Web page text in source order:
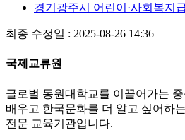
경기광주시 어린이·사회복지
최종 수정일 : 2025-08-26 14:36
국제교류원
글로벌 동원대학교를 이끌어가는
배우고 한국문화를 더 알고 싶어하
전문 교육기관입니다.